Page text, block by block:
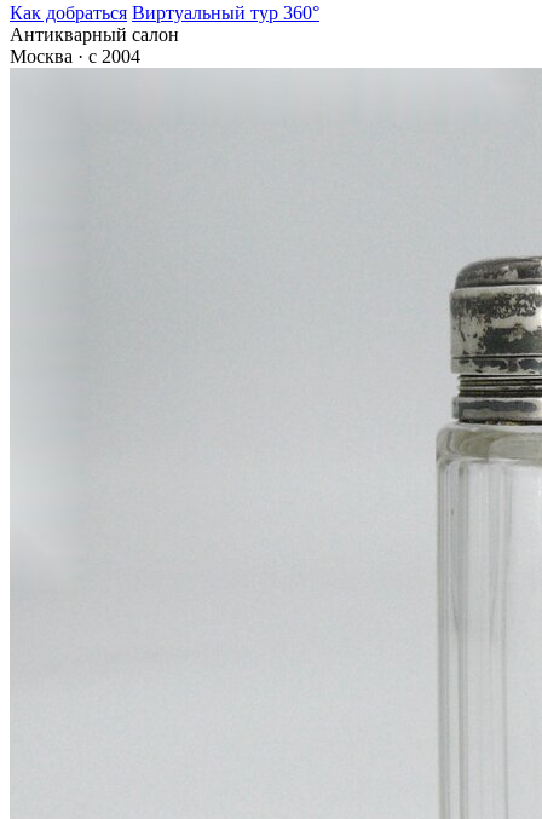
Как добраться Виртуальный тур 360°
Антикварный салон
Москва · с 2004